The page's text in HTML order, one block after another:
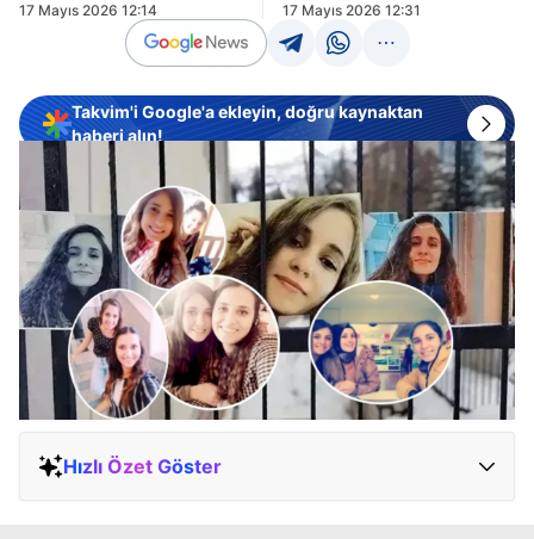
17 Mayıs 2026 12:14
17 Mayıs 2026 12:31
Takvim'i Google'a ekleyin, doğru kaynaktan
haberi alın!
Hızlı Özet Göster